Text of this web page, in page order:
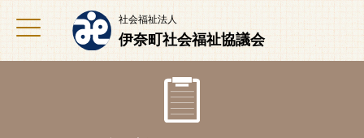
社会福祉法人
伊奈町社会福祉協議会